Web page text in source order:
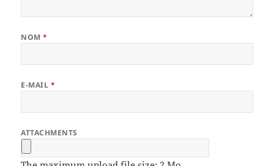
NOM*
E-MAIL *
ATTACHMENTS